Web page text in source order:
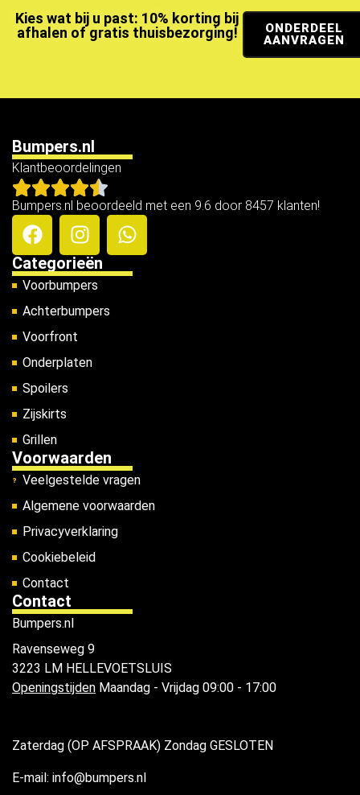
Kies wat bij u past: 10% korting bij
afhalen of gratis thuisbezorging!
ONDERDEEL
AANVRAGEN
Bumpers.nl
Klantbeoordelingen
Bumpers.nl beoordeeld met een 9.6 door 8457 klanten!
Categorieën
Voorbumpers
Achterbumpers
Voorfront
Onderplaten
Spoilers
Zijskirts
Grillen
Voorwaarden
Veelgestelde vragen
Algemene voorwaarden
Privacyverklaring
Cookiebeleid
Contact
Contact
Bumpers.nl
Ravenseweg 9
3223 LM HELLEVOETSLUIS
Openingstijden Maandag - Vrijdag 09:00 - 17:00
Zaterdag (OP AFSPRAAK) Zondag GESLOTEN
E-mail: info@bumpers.nl